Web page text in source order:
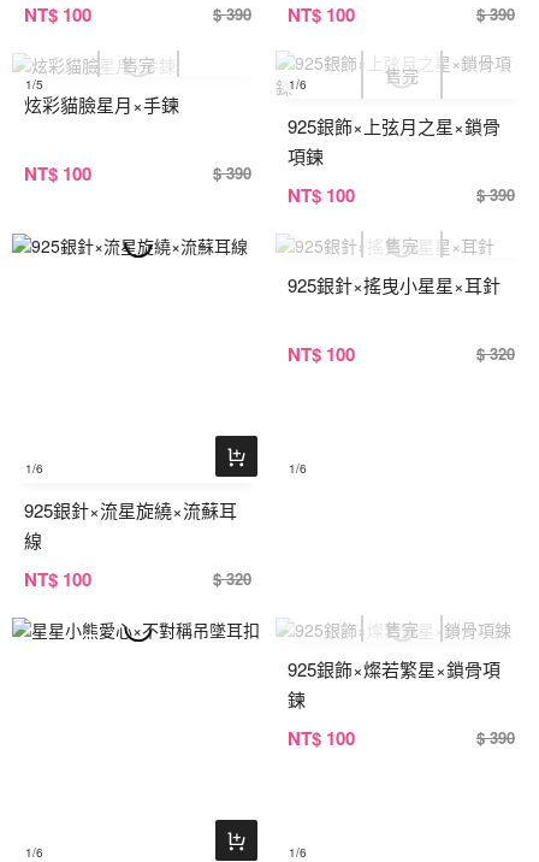
NT$ 100 $ 390 NT$ 100 $ 390
1/5
炫彩貓臉星月×手鍊
NT$ 100 $ 390
1/6
925銀飾×上弦月之星×鎖骨
項鍊
NT$ 100 $ 390
1/6
925銀針×流星旋繞×流蘇耳
線
NT$ 100 $ 320
1/6
925銀針×搖曳小星星×耳針
NT$ 100 $ 320
1/6 1/6
925銀飾×燦若繁星×鎖骨項
鍊
NT$ 100 $ 390